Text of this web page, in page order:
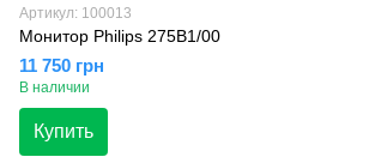
Артикул: 100013
Монитор Philips 275B1/00
11 750 грн
В наличии
Купить